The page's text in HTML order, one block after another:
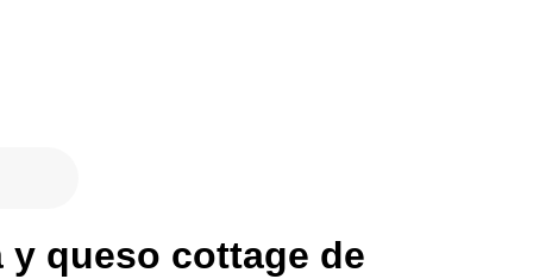
y queso cottage de